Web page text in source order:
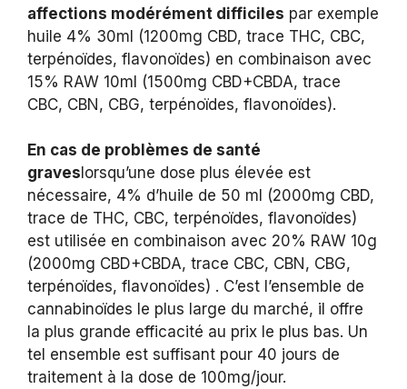
affections modérément difficiles par exemple
huile 4% 30ml (1200mg CBD, trace THC, CBC,
terpénoïdes, flavonoïdes) en combinaison avec
15% RAW 10ml (1500mg CBD+CBDA, trace
CBC, CBN, CBG, terpénoïdes, flavonoïdes).
En cas de problèmes de santé
graves lorsqu’une dose plus élevée est
nécessaire, 4% d’huile de 50 ml (2000mg CBD,
trace de THC, CBC, terpénoïdes, flavonoïdes)
est utilisée en combinaison avec 20% RAW 10g
(2000mg CBD+CBDA, trace CBC, CBN, CBG,
terpénoïdes, flavonoïdes) . C’est l’ensemble de
cannabinoïdes le plus large du marché, il offre
la plus grande efficacité au prix le plus bas. Un
tel ensemble est suffisant pour 40 jours de
traitement à la dose de 100mg/jour.